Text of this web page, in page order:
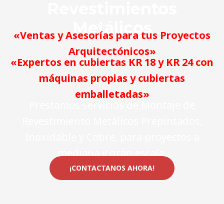
Metálicos
«Ventas y Asesorías para tus Proyectos
Arquitectónicos»
«Expertos en cubiertas KR 18 y KR 24 con
máquinas propias y cubiertas
emballetadas»
mediana y gran escala.
¡CONTACTANOS AHORA!